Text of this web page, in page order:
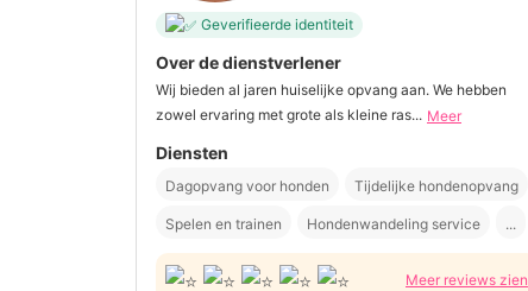
Geverifieerde identiteit
Over de dienstverlener
Wij bieden al jaren huiselijke opvang aan. We hebben
zowel ervaring met grote als kleine ras... Meer
Diensten
Dagopvang voor honden Tijdelijke hondenopvang
Spelen en trainen Hondenwandeling service ...
Meer reviews zien